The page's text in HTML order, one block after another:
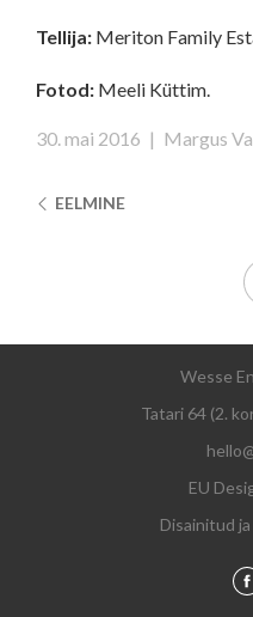
Tellija: Meriton Family
Fotod: Meeli Küttim.
30. mai 2016 | Margus
EELMINE
Wesse
Tatari 64 (2.
EU
Disainitud